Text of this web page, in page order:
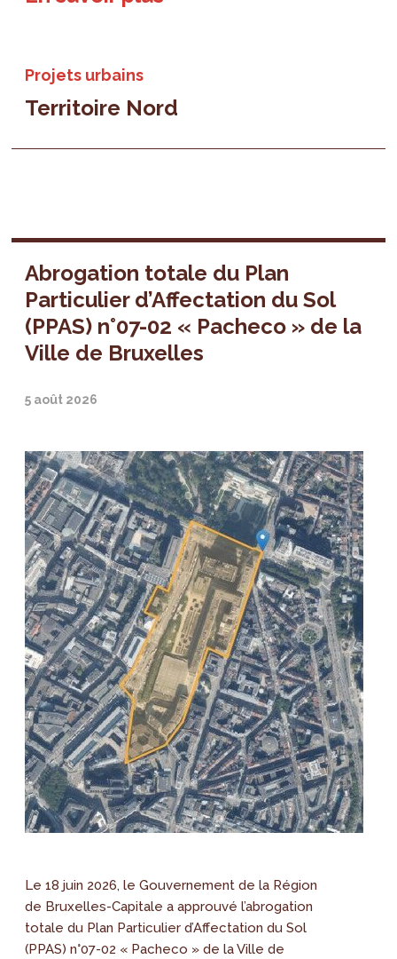
Projets urbains
Territoire Nord
Abrogation totale du Plan
Particulier d’Affectation du Sol
(PPAS) n°07-02 « Pacheco » de la
Ville de Bruxelles
5 août 2026
Le 18 juin 2026, le Gouvernement de la Région
de Bruxelles-Capitale a approuvé l’abrogation
totale du Plan Particulier d’Affectation du Sol
(PPAS) n°07-02 « Pacheco » de la Ville de